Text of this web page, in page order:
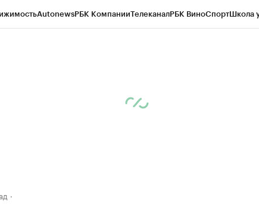
AutonewsРБК КомпанииТелеканалРБК ВиноСпортШкола